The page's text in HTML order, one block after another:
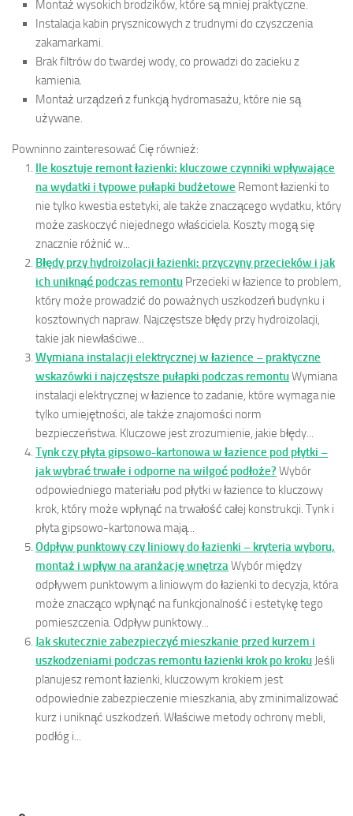
Montaż wysokich brodzików, które są mniej praktyczne.
Instalacja kabin prysznicowych z trudnymi do czyszczenia
zakamarkami.
Brak filtrów do twardej wody, co prowadzi do zacieku z
kamienia.
Montaż urządzeń z funkcją hydromasażu, które nie są
używane.
Powninno zainteresować Cię również:
Ile kosztuje remont łazienki: kluczowe czynniki wpływające
na wydatki i typowe pułapki budżetowe Remont łazienki to
nie tylko kwestia estetyki, ale także znaczącego wydatku, który
może zaskoczyć niejednego właściciela. Koszty mogą się
znacznie różnić w...
Błędy przy hydroizolacji łazienki: przyczyny przecieków i jak
ich uniknąć podczas remontu Przecieki w łazience to problem,
który może prowadzić do poważnych uszkodzeń budynku i
kosztownych napraw. Najczęstsze błędy przy hydroizolacji,
takie jak niewłaściwe...
Wymiana instalacji elektrycznej w łazience – praktyczne
wskazówki i najczęstsze pułapki podczas remontuWymiana
instalacji elektrycznej w łazience to zadanie, które wymaga nie
tylko umiejętności, ale także znajomości norm
bezpieczeństwa. Kluczowe jest zrozumienie, jakie błędy...
Tynk czy płyta gipsowo-kartonowa w łazience pod płytki –
jak wybrać trwałe i odporne na wilgoć podłoże? Wybór
odpowiedniego materiału pod płytki w łazience to kluczowy
krok, który może wpłynąć na trwałość całej konstrukcji. Tynk i
płyta gipsowo-kartonowa mają...
Odpływ punktowy czy liniowy do łazienki – kryteria wyboru,
montaż i wpływ na aranżację wnętrzaWybór między
odpływem punktowym a liniowym do łazienki to decyzja, która
może znacząco wpłynąć na funkcjonalność i estetykę tego
pomieszczenia. Odpływ punktowy...
Jak skutecznie zabezpieczyć mieszkanie przed kurzem i
uszkodzeniami podczas remontu łazienki krok po kroku Jeśli
planujesz remont łazienki, kluczowym krokiem jest
odpowiednie zabezpieczenie mieszkania, aby zminimalizować
kurz i uniknąć uszkodzeń. Właściwe metody ochrony mebli,
podłóg i...